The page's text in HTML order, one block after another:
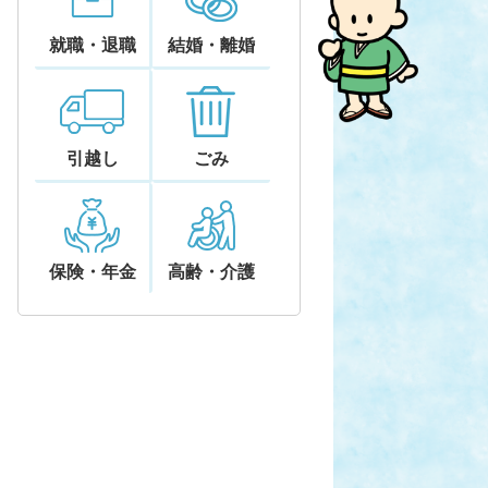
就職・退職 結婚・離婚
引越し ごみ
保険・年金 高齢・介護